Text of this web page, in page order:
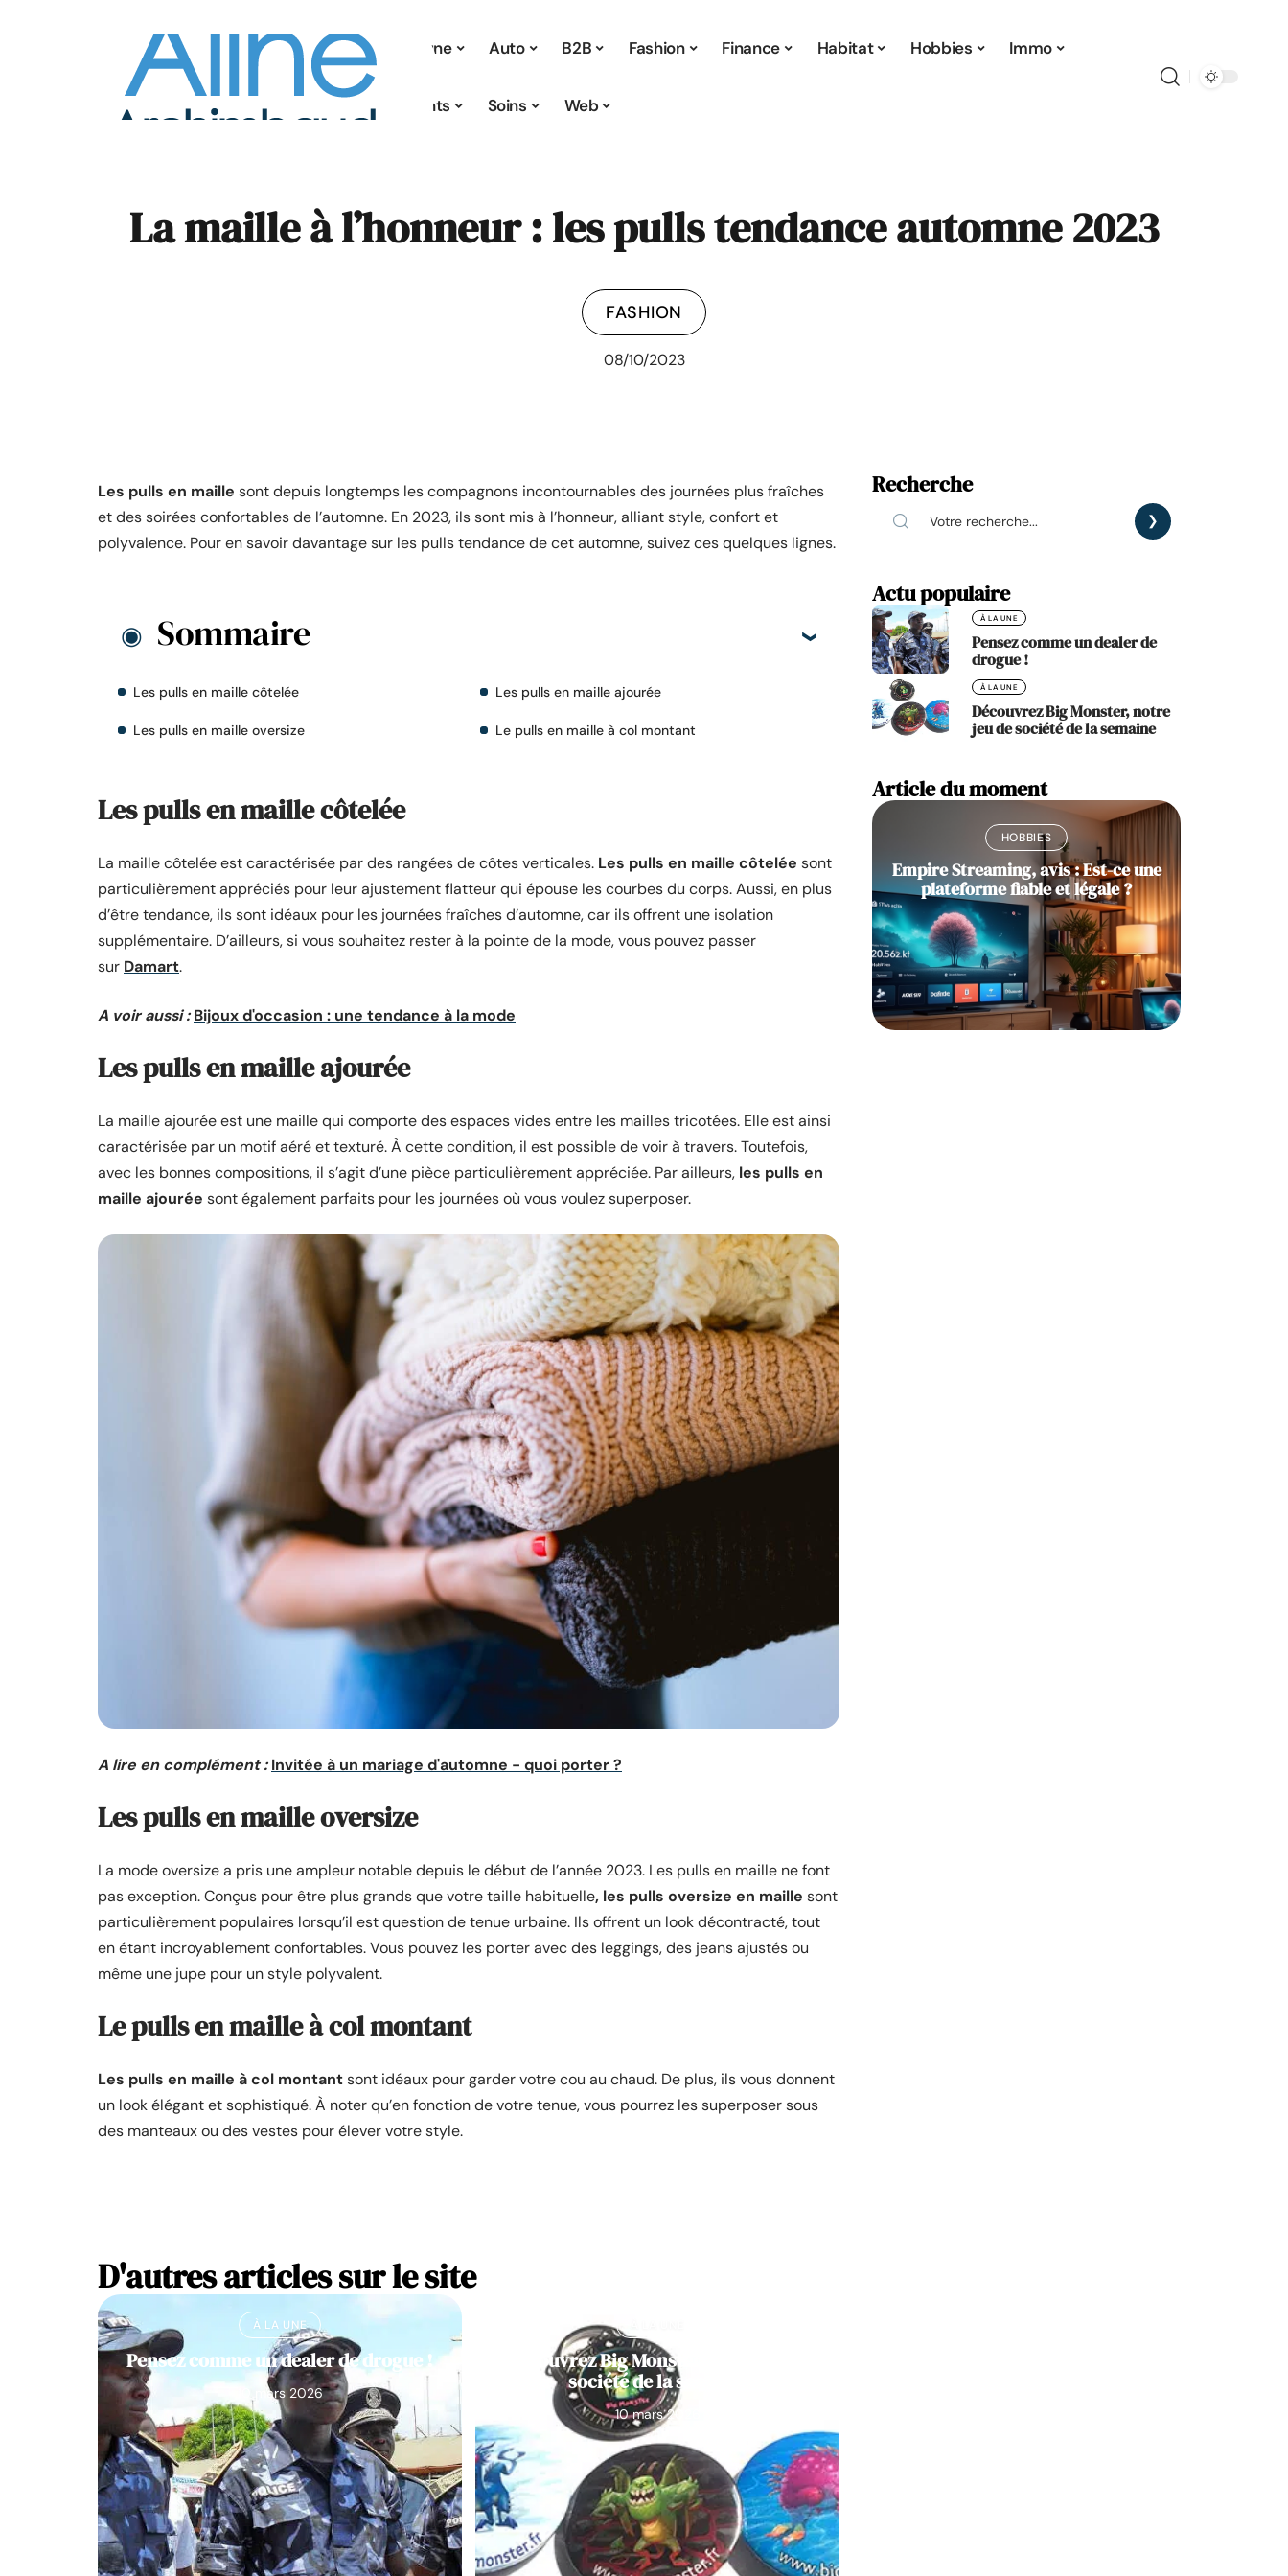
À la une Auto B2B Fashion Finance Habitat Hobbies Immo
Parents Soins Web
La maille à l’honneur : les pulls tendance automne 2023
FASHION
08/10/2023
Les pulls en maille sont depuis longtemps les compagnons incontournables des journées plus fraîches
et des soirées confortables de l’automne. En 2023, ils sont mis à l’honneur, alliant style, confort et
polyvalence. Pour en savoir davantage sur les pulls tendance de cet automne, suivez ces quelques lignes.
Sommaire
Les pulls en maille côtelée Les pulls en maille ajourée
Les pulls en maille oversize Le pulls en maille à col montant
Les pulls en maille côtelée
La maille côtelée est caractérisée par des rangées de côtes verticales. Les pulls en maille côtelée sont
particulièrement appréciés pour leur ajustement flatteur qui épouse les courbes du corps. Aussi, en plus
d’être tendance, ils sont idéaux pour les journées fraîches d’automne, car ils offrent une isolation
supplémentaire. D’ailleurs, si vous souhaitez rester à la pointe de la mode, vous pouvez passer
sur Damart.
A voir aussi : Bijoux d'occasion : une tendance à la mode
Les pulls en maille ajourée
La maille ajourée est une maille qui comporte des espaces vides entre les mailles tricotées. Elle est ainsi
caractérisée par un motif aéré et texturé. À cette condition, il est possible de voir à travers. Toutefois,
avec les bonnes compositions, il s’agit d’une pièce particulièrement appréciée. Par ailleurs, les pulls en
maille ajourée sont également parfaits pour les journées où vous voulez superposer.
A lire en complément : Invitée à un mariage d'automne - quoi porter ?
Les pulls en maille oversize
La mode oversize a pris une ampleur notable depuis le début de l’année 2023. Les pulls en maille ne font
pas exception. Conçus pour être plus grands que votre taille habituelle, les pulls oversize en maille sont
particulièrement populaires lorsqu’il est question de tenue urbaine. Ils offrent un look décontracté, tout
en étant incroyablement confortables. Vous pouvez les porter avec des leggings, des jeans ajustés ou
même une jupe pour un style polyvalent.
Le pulls en maille à col montant
Les pulls en maille à col montantsont idéaux pour garder votre cou au chaud. De plus, ils vous donnent
un look élégant et sophistiqué. À noter qu’en fonction de votre tenue, vous pourrez les superposer sous
des manteaux ou des vestes pour élever votre style.
D'autres articles sur le site
À LA UNE
Pensez comme un dealer de drogue !
10 mars 2026
Découvrez Big Monster, notre jeu de
société de la semaine
10 mars 2026
Recherche
Actu populaire
À LA UNE
Pensez comme un dealer de
drogue !
À LA UNE
Découvrez Big Monster, notre
jeu de société de la semaine
Article du moment
HOBBIES
Empire Streaming, avis : Est-ce une
plateforme fiable et légale ?